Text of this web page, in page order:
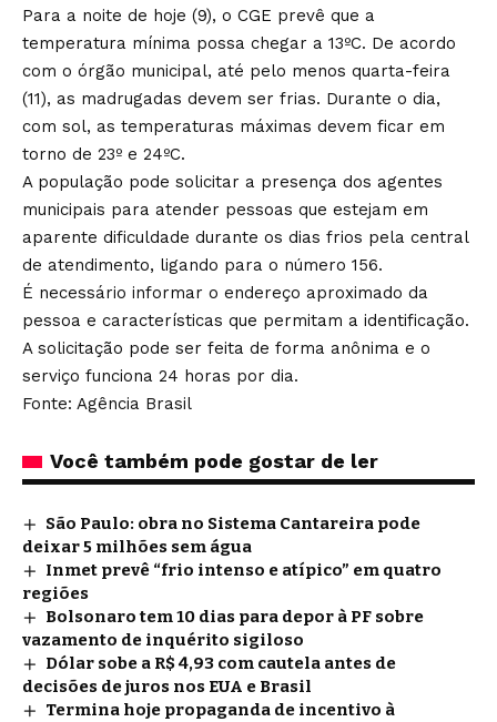
Para a noite de hoje (9), o CGE prevê que a
temperatura mínima possa chegar a 13ºC. De acordo
com o órgão municipal, até pelo menos quarta-feira
(11), as madrugadas devem ser frias. Durante o dia,
com sol, as temperaturas máximas devem ficar em
torno de 23º e 24ºC.
A população pode solicitar a presença dos agentes
municipais para atender pessoas que estejam em
aparente dificuldade durante os dias frios pela central
de atendimento, ligando para o número 156.
É necessário informar o endereço aproximado da
pessoa e características que permitam a identificação.
A solicitação pode ser feita de forma anônima e o
serviço funciona 24 horas por dia.
Fonte: Agência Brasil
Você também pode gostar de ler
São Paulo: obra no Sistema Cantareira pode
deixar 5 milhões sem água
Inmet prevê “frio intenso e atípico” em quatro
regiões
Bolsonaro tem 10 dias para depor à PF sobre
vazamento de inquérito sigiloso
Dólar sobe a R$ 4,93 com cautela antes de
decisões de juros nos EUA e Brasil
Termina hoje propaganda de incentivo à